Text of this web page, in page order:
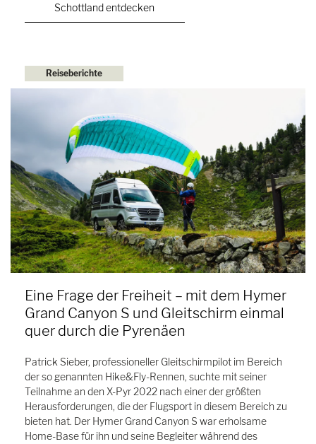
Schottland entdecken
Reiseberichte
Eine Frage der Freiheit – mit dem Hymer
Grand Canyon S und Gleitschirm einmal
quer durch die Pyrenäen
Patrick Sieber, professioneller Gleitschirmpilot im Bereich
der so genannten Hike&Fly-Rennen, suchte mit seiner
Teilnahme an den X-Pyr 2022 nach einer der größten
Herausforderungen, die der Flugsport in diesem Bereich zu
bieten hat. Der Hymer Grand Canyon S war erholsame
Home-Base für ihn und seine Begleiter während des